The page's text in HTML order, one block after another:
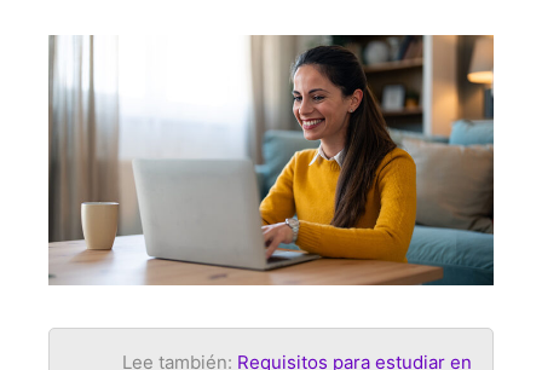
Lee también: Requisitos para estudiar en